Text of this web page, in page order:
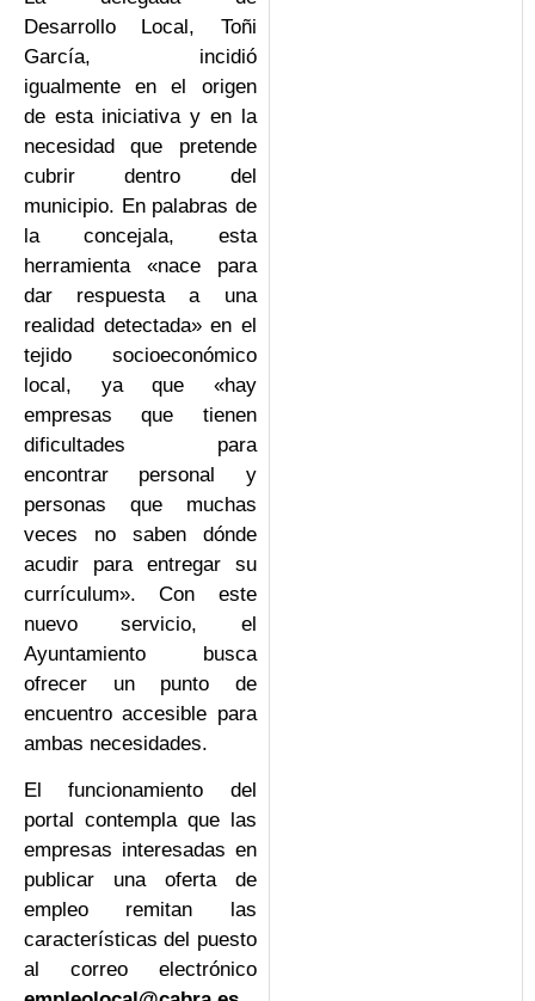
Desarrollo Local, Toñi
García, incidió
igualmente en el origen
de esta iniciativa y en la
necesidad que pretende
cubrir dentro del
municipio. En palabras de
la concejala, esta
herramienta «nace para
dar respuesta a una
realidad detectada» en el
tejido socioeconómico
local, ya que «hay
empresas que tienen
dificultades para
encontrar personal y
personas que muchas
veces no saben dónde
acudir para entregar su
currículum». Con este
nuevo servicio, el
Ayuntamiento busca
ofrecer un punto de
encuentro accesible para
ambas necesidades.
El funcionamiento del
portal contempla que las
empresas interesadas en
publicar una oferta de
empleo remitan las
características del puesto
al correo electrónico